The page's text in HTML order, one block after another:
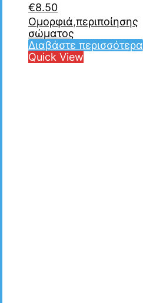
€8.50
Ομορφιά,περιποίησης
σώματος
Διαβάστε περισσότερα
Quick View